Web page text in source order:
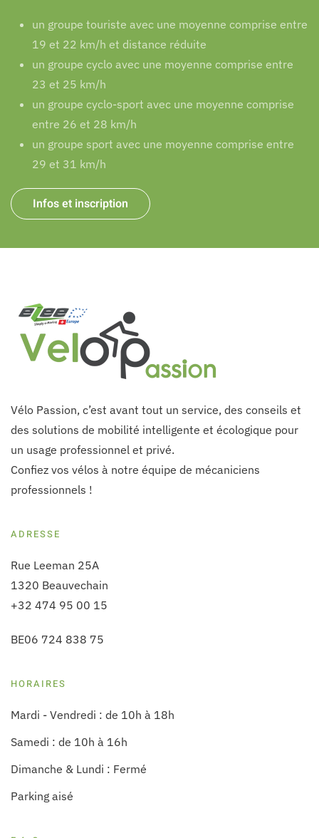
un groupe touriste avec une moyenne comprise entre
19 et 22 km/h et distance réduite
un groupe cyclo avec une moyenne comprise entre
23 et 25 km/h
un groupe cyclo-sport avec une moyenne comprise
entre 26 et 28 km/h
un groupe sport avec une moyenne comprise entre
29 et 31 km/h
Infos et inscription
Vélo Passion, c’est avant tout un service, des conseils et
des solutions de mobilité intelligente et écologique pour
un usage professionnel et privé.
Confiez vos vélos à notre équipe de mécaniciens
professionnels !
ADRESSE
Rue Leeman 25A
1320 Beauvechain
+32 474 95 00 15
BE06 724 838 75
HORAIRES
Mardi - Vendredi : de 10h à 18h
Samedi : de 10h à 16h
Dimanche & Lundi : Fermé
Parking aisé